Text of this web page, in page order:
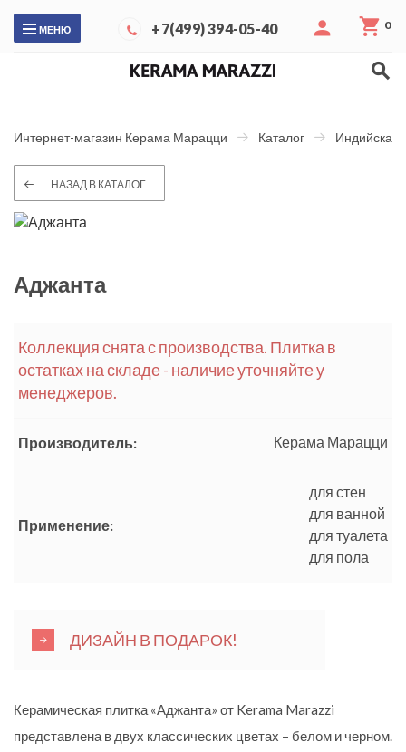
МЕНЮ +7(499) 394-05-40 0
Интернет-магазин Керама Марацци Каталог Индийская
НАЗАД В КАТАЛОГ
Аджанта
Коллекция снята с производства. Плитка в
остатках на складе - наличие уточняйте у
менеджеров.
Производитель: Керама Марацци
Применение:
для стен
для ванной
для туалета
для пола
ДИЗАЙН В ПОДАРОК!
Керамическая плитка «Аджанта» от Kerama Marazzi
представлена в двух классических цветах – белом и черном.